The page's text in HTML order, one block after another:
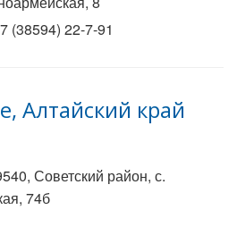
(38594) 22-7-91
Алтайский край
Советский район, с.
74б